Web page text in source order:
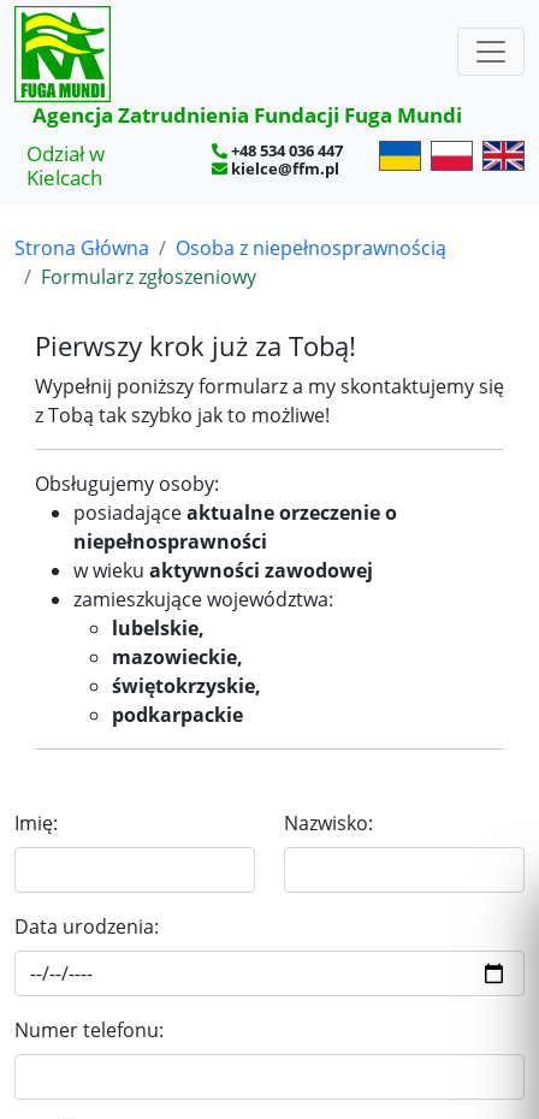
×
Agencja Zatrudnienia Fundacji Fuga Mundi
Odział w
Kielcach
+48 534 036 447
kielce@ffm.pl
Strona Główna
Osoba z niepełnosprawnością
Formularz zgłoszeniowy
Pierwszy krok już za Tobą!
Wypełnij poniższy formularz a my skontaktujemy się
z Tobą tak szybko jak to możliwe!
Obsługujemy osoby:
posiadająceaktualne orzeczenie o
niepełnosprawności
w wieku aktywności zawodowej
zamieszkujące województwa:
lubelskie,
mazowieckie,
świętokrzyskie,
podkarpackie
Imię: Nazwisko:
Data urodzenia:
Numer telefonu: